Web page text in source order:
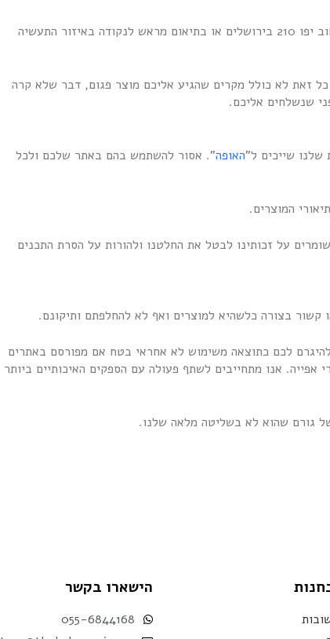
7.3 יש להחזיר בתיאום מראש את המוצר למחסנים ברחוב יפו 210 בירושלים או בתיאום מראש לנקודה באיזור התעשיה
כל זאת לא כולל מקרים שהגיע אליכם מוצר פגום, דבר שלא קרה
שנשלחים אליכם.
האופה". אסור להשתמש בהם באתר שלכם ולכל
על זכותינו לבטל את החלטנו ולהורות על הסרת התכנים
להיגרם לכם כתוצאה משימוש לא אחראי בטח אם מפורסם באתרים
אפייה. אנו מתחייבים לשתף פעולה עם הספקים האיכותיים ביותר
הישארו בקשר
055-6844168